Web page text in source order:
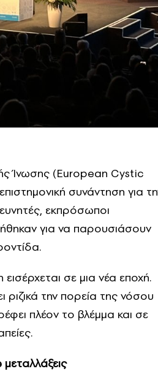
Ίνωσης (European Cystic
συνάντηση για
εκπρόσωποι
για να παρουσιάσουν
σε μια νέα εποχή.
ριζικά την πορεία της νόσου
πλέον το βλέμμα και σε
μεταλλάξεις